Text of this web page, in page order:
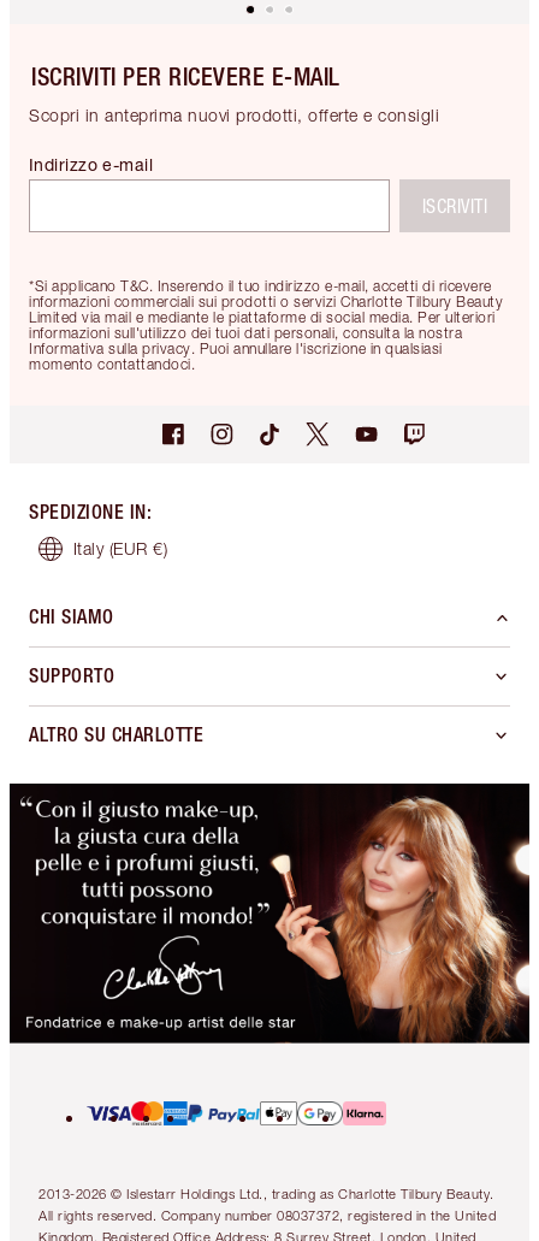
ISCRIVITI PER RICEVERE E-MAIL
Scopri in anteprima nuovi prodotti, offerte e consigli
*Si applicano T&C. Inserendo il tuo indirizzo e-mail, accetti di ricevere
informazioni commerciali sui prodotti o servizi Charlotte Tilbury Beauty
Limited via mail e mediante le piattaforme di social media. Per ulteriori
informazioni sull'utilizzo dei tuoi dati personali, consulta la nostra
Informativa sulla privacy. Puoi annullare l'iscrizione in qualsiasi
momento contattandoci.
Indirizzo e-mail
ISCRIVITI
SPEDIZIONE IN:
Italy (EUR €)
CHI SIAMO
SUPPORTO
ALTRO SU CHARLOTTE
2013-2026 © Islestarr Holdings Ltd., trading as Charlotte Tilbury Beauty.
All rights reserved. Company number 08037372, registered in the United
Kingdom. Registered Office Address: 8 Surrey Street, London, United